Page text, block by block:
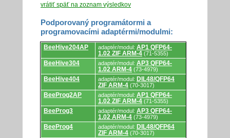
vrátiť späť na zoznam výsledkov
Podporovaný programátormi a
programovacími adaptérmi/modulmi:
Podporovaný
programátormi
a
programovacími
BeeHive204AP adaptér/modul: AP1 QFP64-
1.02 ZIF ARM-4 (71-5355)
BeeHive304 adaptér/modul: AP3 QFP64-
1.02 ARM-4 (73-4979)
BeeHive404 adaptér/modul: DIL48/QFP64
ZIF ARM-4 (70-3017)
BeeProg2AP adaptér/modul: AP1 QFP64-
1.02 ZIF ARM-4 (71-5355)
BeeProg3 adaptér/modul: AP3 QFP64-
1.02 ARM-4 (73-4979)
BeeProg4 adaptér/modul: DIL48/QFP64
ZIF ARM-4 (70-3017)